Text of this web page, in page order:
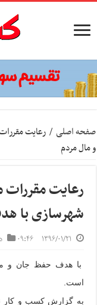
صفحه اصلی / رعایت
و مال مردم
رعایت
شهرسازی با
۱۳۹۶/۰۱/۲۱ ۰۹:۴۶
با هدف حفظ جان و
است.
به گزارش کسب و کار